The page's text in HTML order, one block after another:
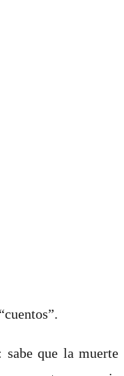
que la